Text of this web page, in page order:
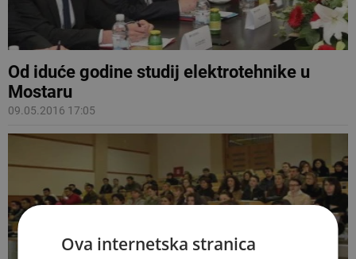
Od iduće godine studij elektrotehnike u
Mostaru
09.05.2016 17:05
Ova internetska stranica